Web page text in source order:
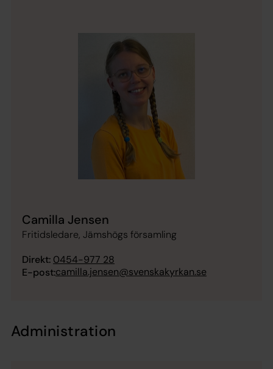
Camilla Jensen
Fritidsledare, Jämshögs församling
Direkt: 0454-977 28
E-post:camilla.jensen@svenskakyrkan.se
Administration